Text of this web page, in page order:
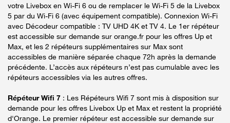
votre Livebox en Wi-Fi 6 ou de remplacer le Wi-Fi 5 de la Livebox
5 par du Wi-Fi 6 (avec équipement compatible). Connexion Wi-Fi
avec Décodeur compatible : TV UHD 4K et TV 4. Le 1er répéteur
est accessible sur demande sur orange.fr pour les offres Up et
Max, et les 2 répéteurs supplémentaires sur Max sont
accessibles de manière séparée chaque 72h après la demande
précédente. L’accès aux répéteurs n’est pas cumulable avec les
répéteurs accessibles via les autres offres.
Répéteur Wifi 7 : Les Répéteurs Wifi 7 sont mis à disposition sur
demande pour les offres Livebox Up et Max et restent la propriété
d'Orange. Le premier répéteur est accessible sur demande sur